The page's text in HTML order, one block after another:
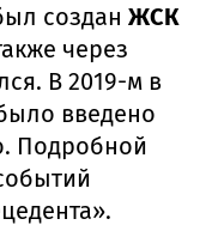
создан ЖСК
через
В 2019-м в
введено
Подробной